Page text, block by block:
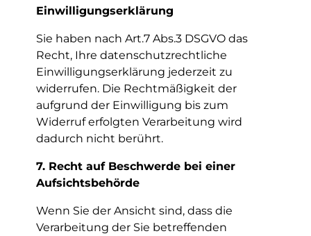
Einwilligungserklärung
Sie haben nach Art.7 Abs.3 DSGVO das
Recht, Ihre datenschutzrechtliche
Einwilligungserklärung jederzeit zu
widerrufen. Die Rechtmäßigkeit der
aufgrund der Einwilligung bis zum
Widerruf erfolgten Verarbeitung wird
dadurch nicht berührt.
7. Recht auf Beschwerde bei einer
Aufsichtsbehörde
Wenn Sie der Ansicht sind, dass die
Verarbeitung der Sie betreffenden